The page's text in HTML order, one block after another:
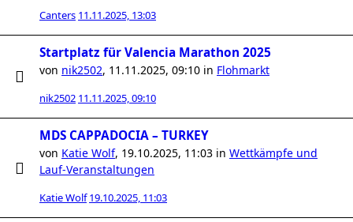
Canters 11.11.2025, 13:03
Startplatz für Valencia Marathon 2025
von nik2502, 11.11.2025, 09:10 in Flohmarkt
nik2502 11.11.2025, 09:10
MDS CAPPADOCIA – TURKEY
von Katie Wolf, 19.10.2025, 11:03 in Wettkämpfe und
Lauf-Veranstaltungen
Katie Wolf 19.10.2025, 11:03